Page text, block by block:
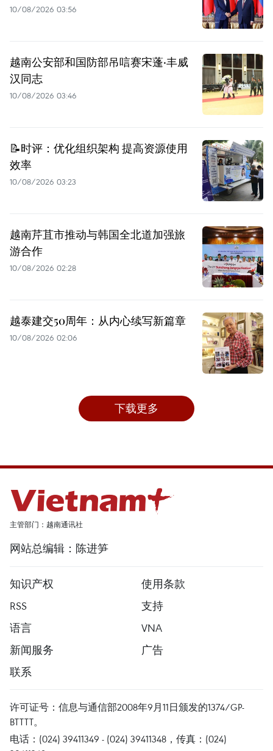
10/08/2026 03:56
越南公安部和国防部吊唁赛宋蓬·丰威
汉同志
10/08/2026 03:46
📝时评：优化组织架构 提高资源使用
效率
10/08/2026 03:23
越南芹苴市推动与韩国全北道加强旅
游合作
10/08/2026 02:28
越泰建交50周年：从内心续写新篇章
10/08/2026 02:06
下载更多
主管部门：越南通讯社
网站总编辑：陈进笋
知识产权
使用条款
RSS
支持
语言
VNA
新闻服务
广告
联系
许可证号：信息与通信部2008年9月11日颁发的1374/GP-
BTTTT。
电话：(024) 39411349 - (024) 39411348，传真：(024)